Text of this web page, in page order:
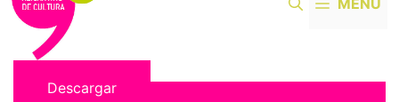
MENÚ
Descargar